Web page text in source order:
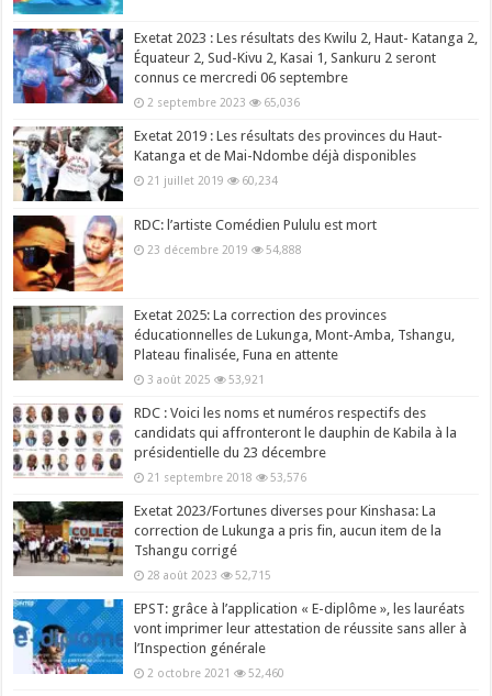
Exetat 2023 : Les résultats des Kwilu 2, Haut- Katanga 2,
Équateur 2, Sud-Kivu 2, Kasai 1, Sankuru 2 seront
connus ce mercredi 06 septembre
2 septembre 2023 65,036
Exetat 2019 : Les résultats des provinces du Haut-
Katanga et de Mai-Ndombe déjà disponibles
21 juillet 2019 60,234
RDC: l’artiste Comédien Pululu est mort
23 décembre 2019 54,888
Exetat 2025: La correction des provinces
éducationnelles de Lukunga, Mont-Amba, Tshangu,
Plateau finalisée, Funa en attente
3 août 2025 53,921
RDC : Voici les noms et numéros respectifs des
candidats qui affronteront le dauphin de Kabila à la
présidentielle du 23 décembre
21 septembre 2018 53,576
Exetat 2023/Fortunes diverses pour Kinshasa: La
correction de Lukunga a pris fin, aucun item de la
Tshangu corrigé
28 août 2023 52,715
EPST: grâce à l’application « E-diplôme », les lauréats
vont imprimer leur attestation de réussite sans aller à
l’Inspection générale
2 octobre 2021 52,460